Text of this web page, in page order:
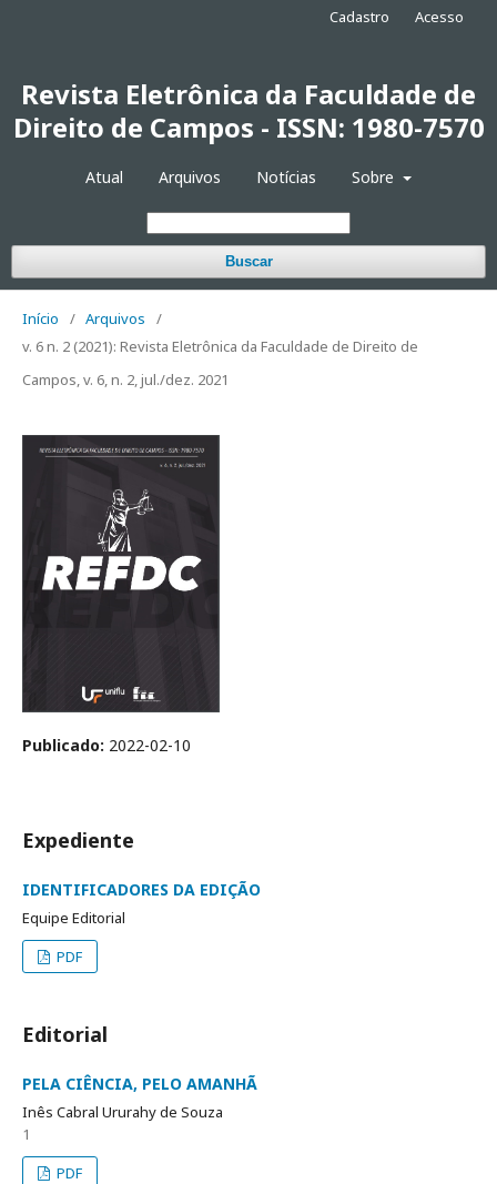
Revista Eletrônica da Faculdade de
Direito de Campos - ISSN: 1980-7570
Atual Arquivos Notícias Sobre
Buscar
Cadastro Acesso
Início / Arquivos
/
v. 6 n. 2 (2021): Revista Eletrônica da Faculdade de Direito de
Campos, v. 6, n. 2, jul./dez. 2021
Publicado: 2022-02-10
Expediente
IDENTIFICADORES DA EDIÇÃO
Equipe Editorial
PDF
Editorial
PELA CIÊNCIA, PELO AMANHÃ
Inês Cabral Ururahy de Souza
1
PDF